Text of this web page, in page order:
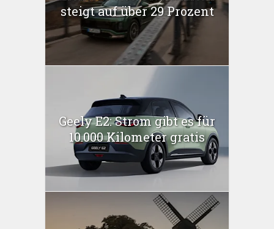
steigt auf über 29 Prozent
Geely E2: Strom gibt es für
10.000 Kilometer gratis